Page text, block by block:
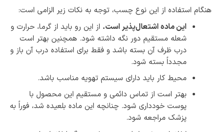
هنگام استفاده از این نوع چسب، توجه به نکات زیر الزامی است:
این ماده اشتعال‌پذیر است. از این رو باید از گرما، حرارت و
شعله مستقیم دور نگه داشته شود. همچنین بهتر است
درب ظرف آن بسته باشد و فقط برای استفاده درب آن باز و
مجدداً بسته شود.
محیط کار باید دارای سیستم تهویه مناسب باشد.
بهتر است از تماس دائمی و مستقیم این محصول با
پوست خودداری شود. چنانچه این ماده بلعیده شد، فوراً به
پزشک مراجعه شود.